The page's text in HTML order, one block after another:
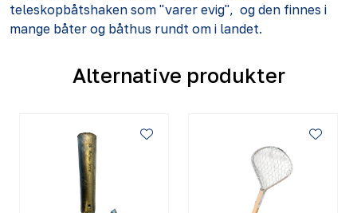
teleskopbåtshaken som "varer evig", og den finnes i
mange båter og båthus rundt om i landet.
Alternative produkter